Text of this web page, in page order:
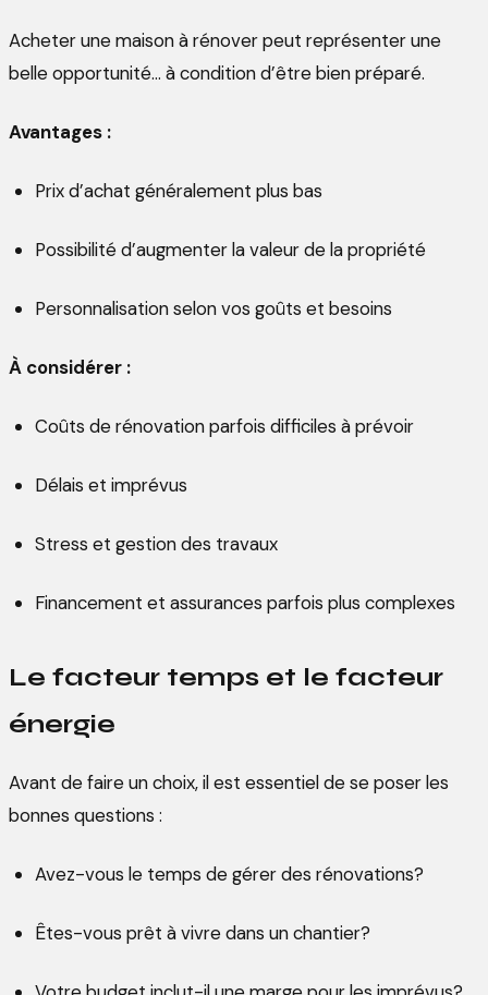
Acheter une maison à rénover peut représenter une
belle opportunité… à condition d’être bien préparé.
Avantages :
Prix d’achat généralement plus bas
Possibilité d’augmenter la valeur de la propriété
Personnalisation selon vos goûts et besoins
À considérer :
Coûts de rénovation parfois difficiles à prévoir
Délais et imprévus
Stress et gestion des travaux
Financement et assurances parfois plus complexes
Le facteur temps et le facteur
énergie
Avant de faire un choix, il est essentiel de se poser les
bonnes questions :
Avez-vous le temps de gérer des rénovations?
Êtes-vous prêt à vivre dans un chantier?